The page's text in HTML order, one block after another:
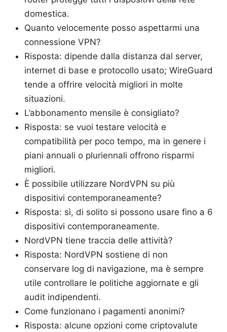
domestica.
Quanto velocemente posso aspettarmi una
connessione VPN?
Risposta: dipende dalla distanza dal server,
internet di base e protocollo usato; WireGuard
tende a offrire velocità migliori in molte
situazioni.
L’abbonamento mensile è consigliato?
Risposta: se vuoi testare velocità e
compatibilità per poco tempo, ma in genere i
piani annuali o pluriennali offrono risparmi
migliori.
È possibile utilizzare NordVPN su più
dispositivi contemporaneamente?
Risposta: sì, di solito si possono usare fino a 6
dispositivi contemporaneamente.
NordVPN tiene traccia delle attività?
Risposta: NordVPN sostiene di non
conservare log di navigazione, ma è sempre
utile controllare le politiche aggiornate e gli
audit indipendenti.
Come funzionano i pagamenti anonimi?
Risposta: alcune opzioni come criptovalute